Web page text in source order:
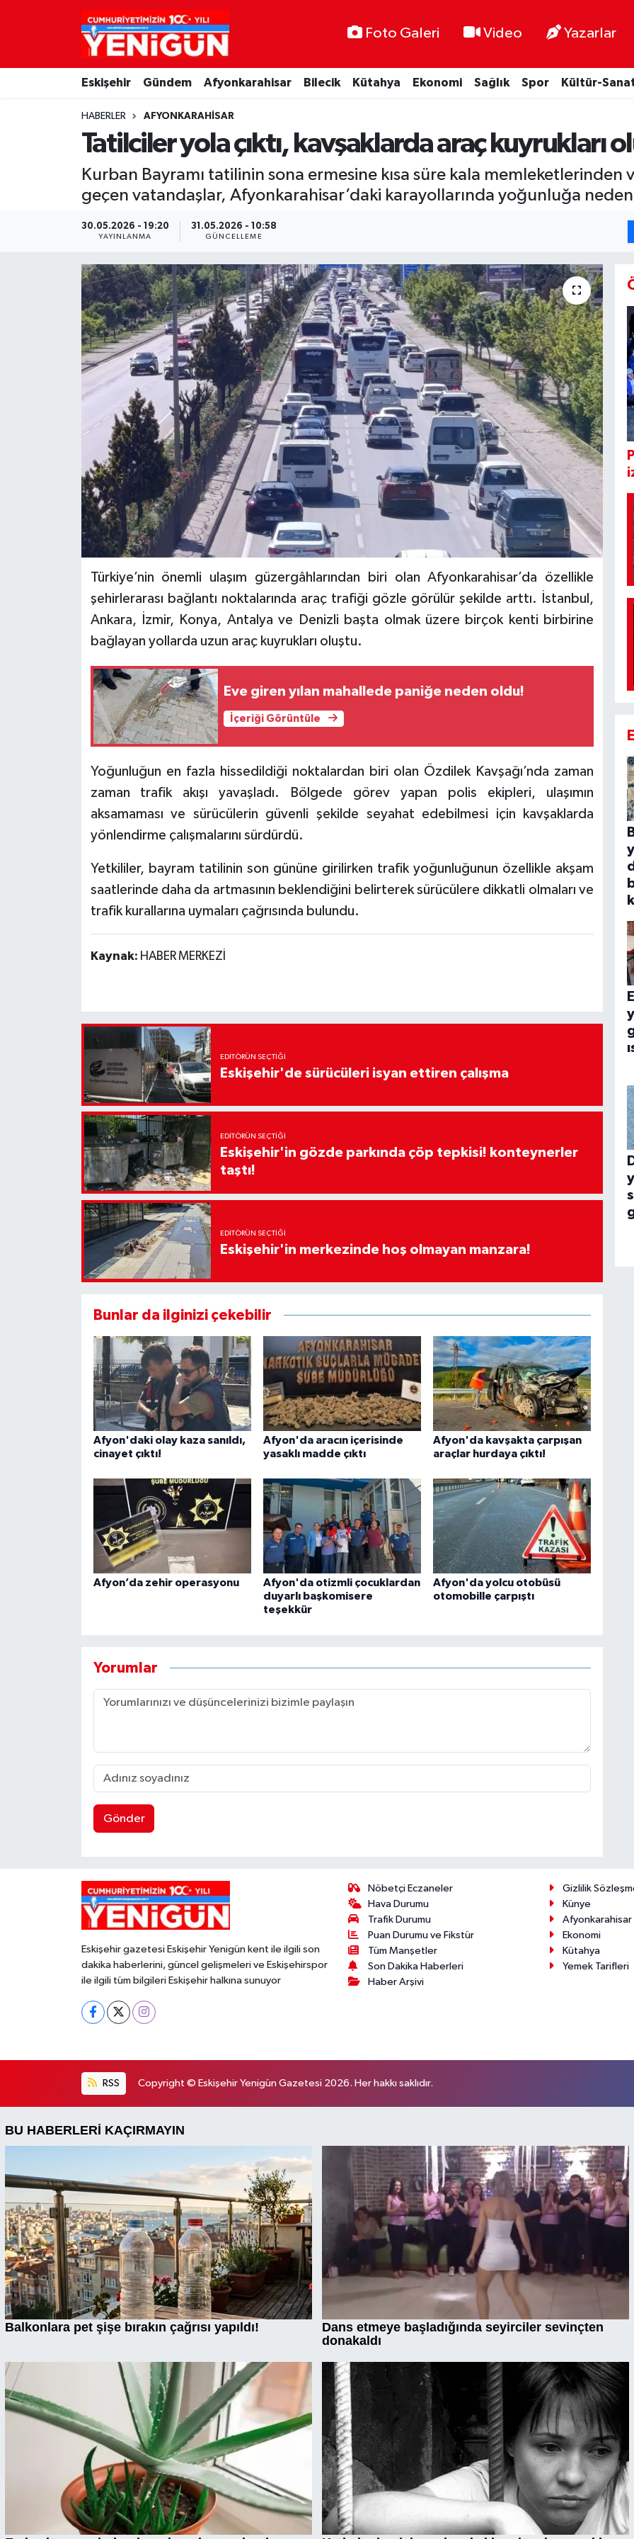
Foto Galeri Video Yazarlar
Eskişehir Gündem Afyonkarahisar Bilecik Kütahya Ekonomi Sağlık Spor Kültür-
HABERLER AFYONKARAHISAR
Tatilciler yola çıktı, kavşaklarda araç kuyrukları
Kurban Bayramı tatilinin sona ermesine kısa süre kala
geçen vatandaşlar, Afyonkarahisar’daki karayollarında yoğunluğa
30.05.2026 - 19:20
YAYINLANMA
31.05.2026 - 10:58
GÜNCELLEME
Türkiye’nin önemli ulaşım güzergâhlarından biri olan Afyonkarahisar’da özellikle
şehirlerarası bağlantı noktalarında araç trafiği gözle görülür şekilde arttı. İstanbul,
Ankara, İzmir, Konya, Antalya ve Denizli başta olmak üzere birçok kenti birbirine
bağlayan yollarda uzun araç kuyrukları oluştu.
Eve giren yılan mahallede paniğe neden oldu!
İçeriği Görüntüle
Yoğunluğun en fazla hissedildiği noktalardan biri olan Özdilek Kavşağı’nda zaman
zaman trafik akışı yavaşladı. Bölgede görev yapan polis ekipleri, ulaşımın
aksamaması ve sürücülerin güvenli şekilde seyahat edebilmesi için kavşaklarda
yönlendirme çalışmalarını sürdürdü.
Yetkililer, bayram tatilinin son gününe girilirken trafik yoğunluğunun özellikle akşam
saatlerinde daha da artmasının beklendiğini belirterek sürücülere dikkatli olmaları ve
trafik kurallarına uymaları çağrısında bulundu.
Kaynak: HABER MERKEZİ
EDITÖRÜN SEÇTIĞI
Eskişehir'de sürücüleri isyan ettiren çalışma
EDITÖRÜN SEÇTIĞI
Eskişehir'in gözde parkında çöp tepkisi! konteynerler
taştı!
EDITÖRÜN SEÇTIĞI
Eskişehir'in merkezinde hoş olmayan manzara!
Bunlar da ilginizi çekebilir
Afyon'daki olay kaza sanıldı,
cinayet çıktı!
Afyon'da aracın içerisinde
yasaklı madde çıktı
Afyon'da kavşakta çarpışan
araçlar hurdaya çıktı!
Afyon’da zehir operasyonu
Afyon'da otizmli çocuklardan
duyarlı başkomisere
teşekkür
Afyon'da yolcu otobüsü
otomobille çarpıştı
Yorumlar
Gönder
Eskişehir gazetesi Eskişehir Yenigün kent ile ilgili son
dakika haberlerini, güncel gelişmeleri ve Eskişehirspor
ile ilgili tüm bilgileri Eskişehir halkına sunuyor
Nöbetçi Eczaneler
Hava Durumu
Trafik Durumu
Puan Durumu ve Fikstür
Tüm Manşetler
Son Dakika Haberleri
Haber Arşivi
Gizlilik
Künye
Afyonkarahisar
Ekonomi
Kütahya
Yemek Tarifleri
RSS Copyright © Eskişehir Yenigün Gazetesi 2026. Her hakkı saklıdır.
Nöbetçi Eczaneler
Hava Durumu
Tüm Manşetler
Son Dakika Haberleri
Haber Arşivi